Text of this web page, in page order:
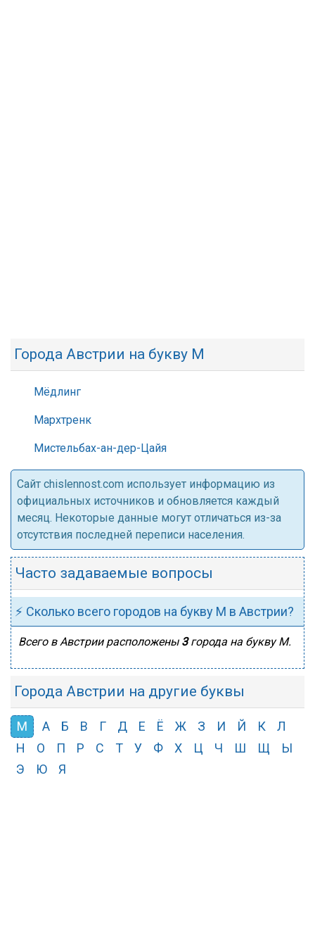
Города Австрии на букву М
Мёдлинг
Мархтренк
Мистельбах-ан-дер-Цайя
Cайт chislennost.com использует информацию из
официальных источников и обновляется каждый
месяц. Некоторые данные могут отличаться из-за
отсутствия последней переписи населения.
Часто задаваемые вопросы
⚡ Сколько всего городов на букву М в Австрии?
Всего в Австрии расположены 3города на букву М.
Города Австрии на другие буквы
М А Б В Г Д Е Ё Ж З И Й К
Л
Н
О П Р С Т У Ф Х Ц Ч Ш Щ
Ы
Э
Ю Я